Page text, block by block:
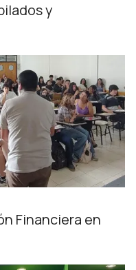
y
Financiera en